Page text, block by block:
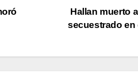
Hallan muerto
secuestrado en